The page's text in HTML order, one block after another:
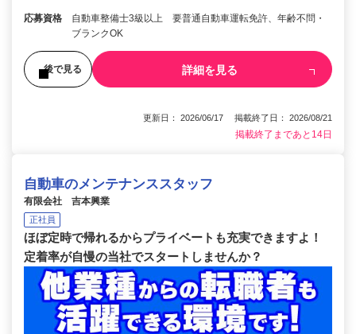
応募資格
自動車整備士3級以上 要普通自動車運転免許、年齢不問・
ブランクOK
後で見る 詳細を見る
更新日： 2026/06/17 掲載終了日： 2026/08/21
掲載終了まであと14日
自動車のメンテナンススタッフ
有限会社 吉本興業
正社員
ほぼ定時で帰れるからプライベートも充実できますよ！
定着率が自慢の当社でスタートしませんか？